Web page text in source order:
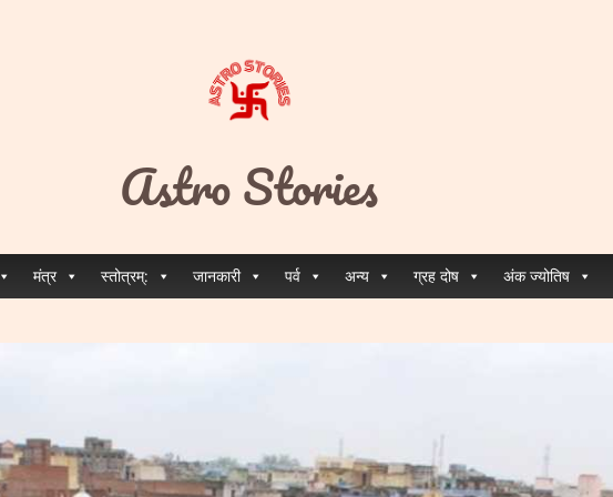
Astro Stories
मंत्र स्तोत्रम्: जानकारी पर्व अन्य ग्रह दोष अंक ज्योतिष